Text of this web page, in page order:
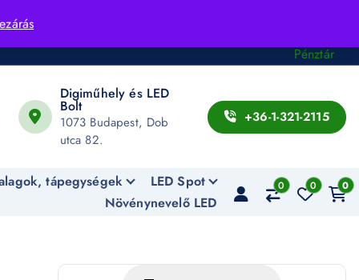
Pénztár
Digiműhely és LED
Bolt
1073 Budapest, Dob
utca 82.
+36-1-321-2115
tápegységek
LED Spot
Növénynevelő LED
0 0 0